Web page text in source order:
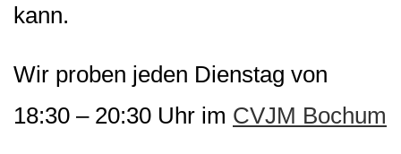
kann.
Wir proben jeden Dienstag von
18:30 – 20:30 Uhr im CVJM Bochum